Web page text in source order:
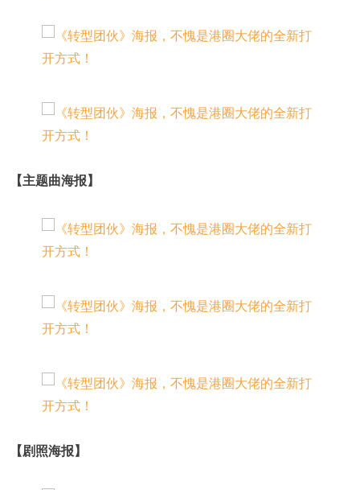
【主题曲海报】
【剧照海报】